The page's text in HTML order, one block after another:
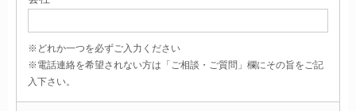
※どれか一つを必ずご入力ください
※電話連絡を希望されない方は「ご相談・ご質問」欄にその旨をご記
入下さい。